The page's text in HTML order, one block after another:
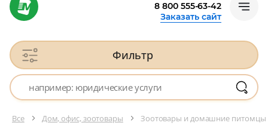
8 800 555-63-42
Заказать сайт
Фильтр
Все Дом, офис, зоотовары Зоотовары и домашние питомцы